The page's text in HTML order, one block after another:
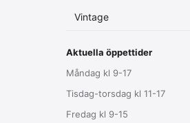
Vintage
Aktuella öppettider
Måndag kl 9-17
Tisdag-torsdag kl 11-17
Fredag kl 9-15